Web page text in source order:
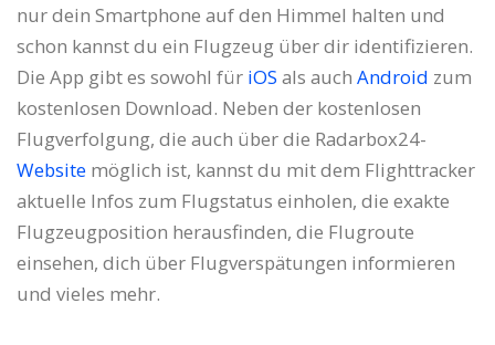
nur dein Smartphone auf den Himmel halten und
schon kannst du ein Flugzeug über dir identifizieren.
Die App gibt es sowohl für iOS als auch Android zum
kostenlosen Download. Neben der kostenlosen
Flugverfolgung, die auch über die Radarbox24-
Website möglich ist, kannst du mit dem Flighttracker
aktuelle Infos zum Flugstatus einholen, die exakte
Flugzeugposition herausfinden, die Flugroute
einsehen, dich über Flugverspätungen informieren
und vieles mehr.